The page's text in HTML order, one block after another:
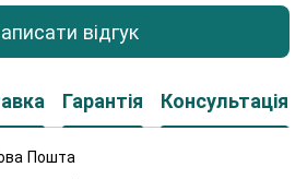
відгук
Гарантія Консультація
Пошта